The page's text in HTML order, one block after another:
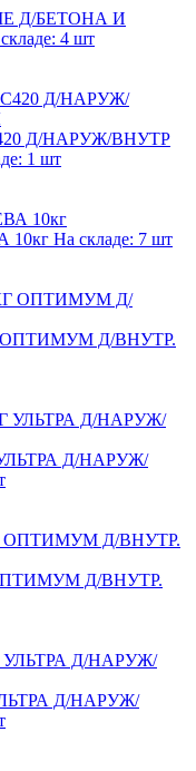
Д/БЕТОНА И
4 шт
Д/НАРУЖ/ВНУТР
1 шт
На складе: 7 шт
ОПТИМУМ Д/ВНУТР.
Д/НАРУЖ/
Д/ВНУТР.
Д/НАРУЖ/